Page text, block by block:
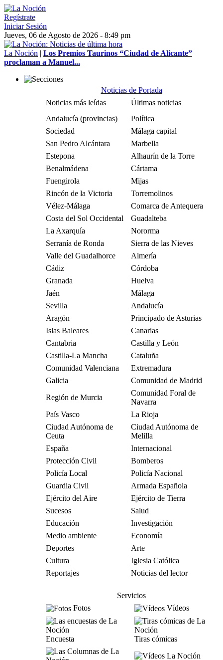
Regístrate
Iniciar Sesión
Jueves, 06 de Agosto de 2026 - 8:49 pm
La Noción | Los Premios Taurinos “Ciudad de Alicante”
proclaman a Manuel...
Noticias de Portada
Noticias más leídas
Últimas noticias
Andalucía (provincias)
Política
Sociedad
Málaga capital
San Pedro Alcántara
Marbella
Estepona
Alhaurín de la Torre
Benalmádena
Cártama
Fuengirola
Mijas
Rincón de la Victoria
Torremolinos
Vélez-Málaga
Comarca de Antequera
Costa del Sol Occidental
Guadalteba
La Axarquía
Nororma
Serranía de Ronda
Sierra de las Nieves
Valle del Guadalhorce
Almería
Cádiz
Córdoba
Granada
Huelva
Jaén
Málaga
Sevilla
Andalucía
Aragón
Principado de Asturias
Islas Baleares
Canarias
Cantabria
Castilla y León
Castilla-La Mancha
Cataluña
Comunidad Valenciana
Extremadura
Galicia
Comunidad de Madrid
Región de Murcia
Comunidad Foral de
Navarra
País Vasco
La Rioja
Ciudad Autónoma de
Ceuta
Ciudad Autónoma de
Melilla
España
Internacional
Protección Civil
Bomberos
Policía Local
Policía Nacional
Guardia Civil
Armada Española
Ejército del Aire
Ejército de Tierra
Sucesos
Salud
Educación
Investigación
Medio ambiente
Economía
Deportes
Arte
Cultura
Iglesia Católica
Reportajes
Noticias del lector
Servicios
Fotos
Vídeos
Encuesta Tiras cómicas